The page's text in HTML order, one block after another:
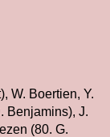
W. Boertien, Y.
Benjamins), J.
(80. G.